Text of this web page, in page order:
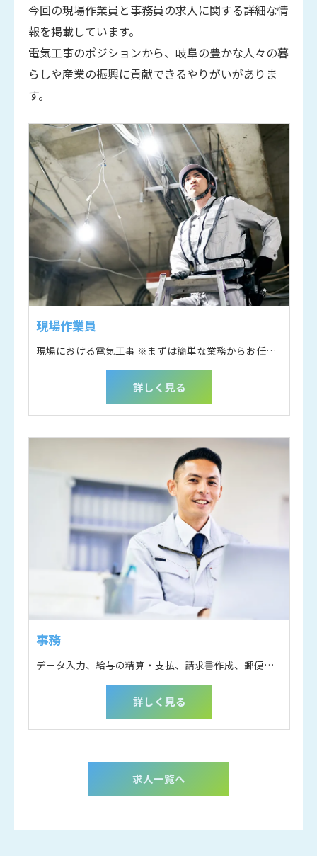
今回の現場作業員と事務員の求人に関する詳細な情
報を掲載しています。
電気工事のポジションから、岐阜の豊かな人々の暮
らしや産業の振興に貢献できるやりがいがありま
す。
現場作業員
現場における電気工事 ※まずは簡単な業務からお任せします。
詳しく見る
事務
データ入力、給与の精算・支払、請求書作成、郵便物の対応など
詳しく見る
求人一覧へ